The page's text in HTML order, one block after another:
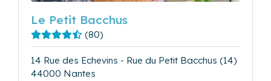
Le Petit Bacchus
(80)
14 Rue des Echevins - Rue du Petit Bacchus (14)
44000 Nantes